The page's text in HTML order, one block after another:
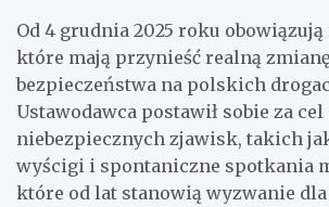
Od 4 grudnia 2025 roku
które mają przynieść realną
bezpieczeństwa na polskich
Ustawodawca postawił sobie za
niebezpiecznych zjawisk, takich
wyścigi i spontaniczne spotkania
które od lat stanowią wyzwanie dla